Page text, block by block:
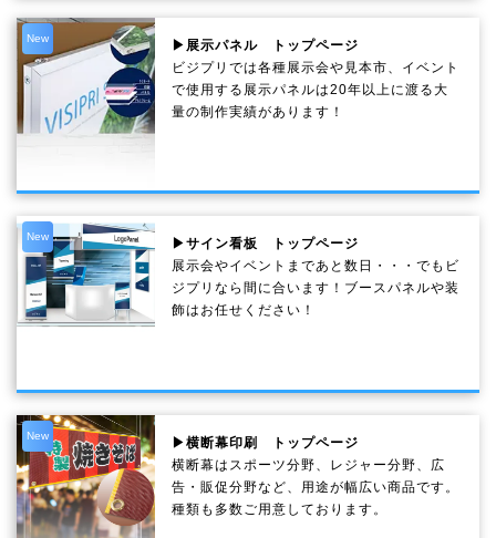
New
▶展示パネル トップページ
ビジプリでは各種展示会や見本市、イベント
で使用する展示パネルは20年以上に渡る大
量の制作実績があります！
New
▶サイン看板 トップページ
展示会やイベントまであと数日・・・でもビ
ジプリなら間に合います！ブースパネルや装
飾はお任せください！
New
▶横断幕印刷 トップページ
横断幕はスポーツ分野、レジャー分野、広
告・販促分野など、用途が幅広い商品です。
種類も多数ご用意しております。